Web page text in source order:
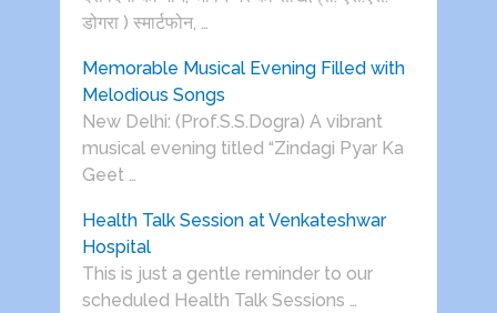
डोगरा ) स्मार्टफोन, …
Memorable Musical Evening Filled with
Melodious Songs
New Delhi: (Prof.S.S.Dogra) A vibrant
musical evening titled “Zindagi Pyar Ka
Geet …
Health Talk Session at Venkateshwar
Hospital
This is just a gentle reminder to our
scheduled Health Talk Sessions …